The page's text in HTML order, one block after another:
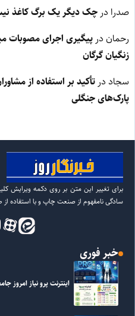
صدرا در چک دیگر یک برگ کاغذ
رحمان در پیگیری اجرای مصوبات
زنگیان گرگان
سجاددر تأکید بر استفاده از
پارک‌های جنگلی
برای تغییر این متن بر روی دکمه ویرایش
سادگی نامفهوم از صنعت چاپ و با استفاده
خبر فوری
اینترنت پرو نیاز امروز